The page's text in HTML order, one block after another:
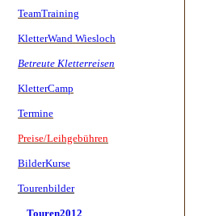
TeamTraining
KletterWand Wiesloch
Betreute Kletterreisen
KletterCamp
Termine
Preise/Leihgebühren
BilderKurse
Tourenbilder
Touren2012